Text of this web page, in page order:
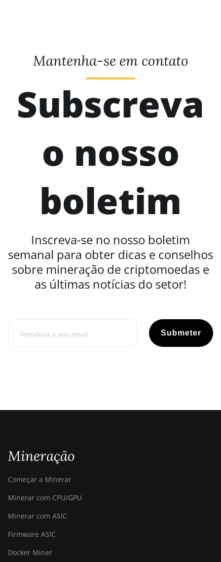
Mantenha-se em contato
Subscreva
o nosso
boletim
Inscreva-se no nosso boletim
semanal para obter dicas e conselhos
sobre mineração de criptomoedas e
as últimas notícias do setor!
Submeter
Mineração
Começar a Minerar
Minerar com CPU/GPU
Minerar com ASIC
Firmware ASIC
Docker Miner